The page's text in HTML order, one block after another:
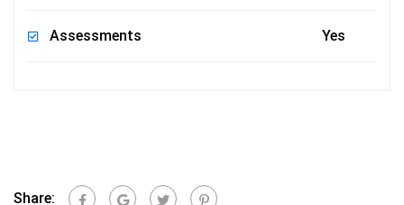
Assessments Yes
Share: